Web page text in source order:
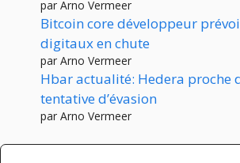
par Arno Vermeer
Bitcoin core développeur
digitaux en chute
par Arno Vermeer
Hbar actualité: Hedera proche
tentative d’évasion
par Arno Vermeer